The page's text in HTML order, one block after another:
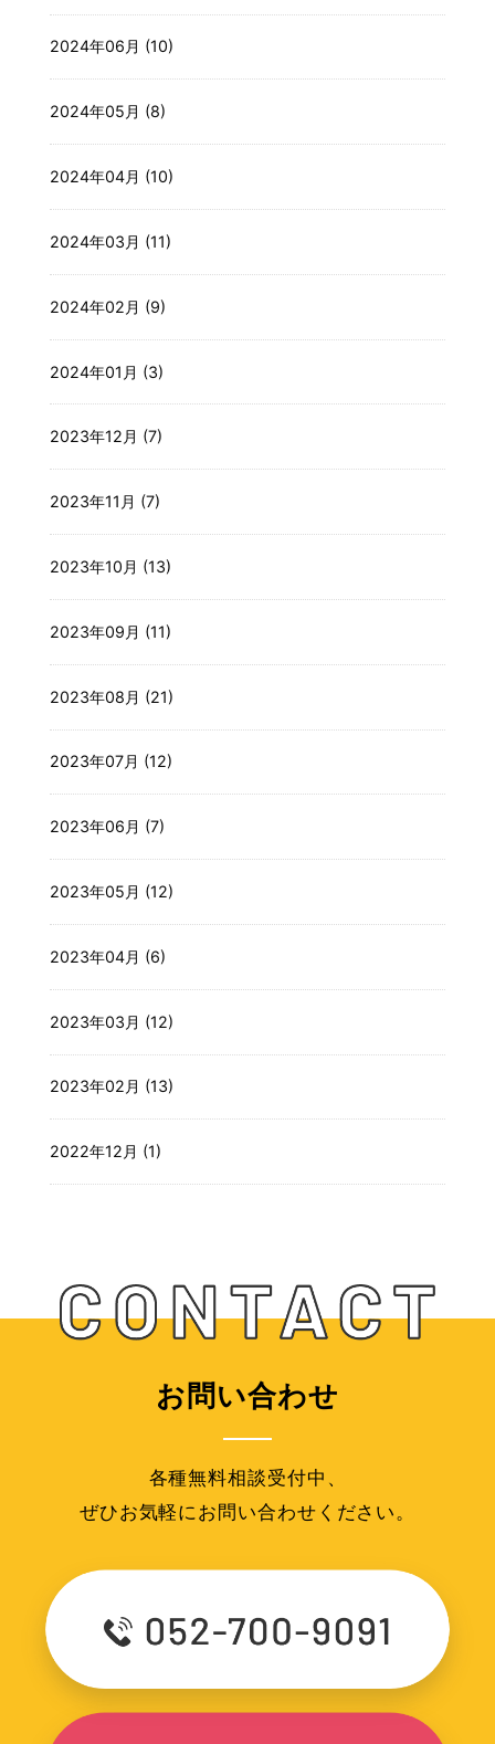
2024年06月 (10)
2024年05月 (8)
2024年04月 (10)
2024年03月 (11)
2024年02月 (9)
2024年01月 (3)
2023年12月 (7)
2023年11月 (7)
2023年10月 (13)
2023年09月 (11)
2023年08月 (21)
2023年07月 (12)
2023年06月 (7)
2023年05月 (12)
2023年04月 (6)
2023年03月 (12)
2023年02月 (13)
2022年12月 (1)
お問い合わせ
各種無料相談受付中、
ぜひお気軽にお問い合わせください。